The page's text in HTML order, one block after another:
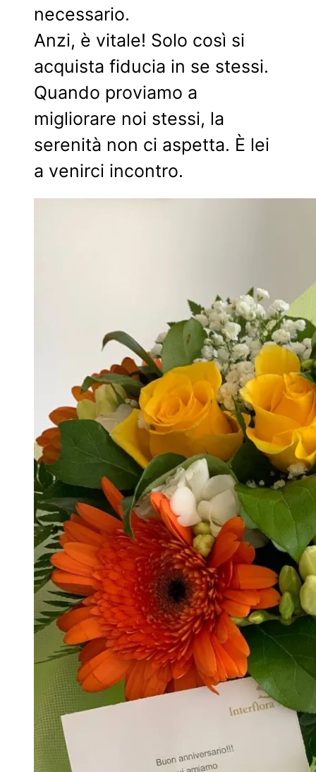
necessario.
Anzi, è vitale! Solo così si
acquista fiducia in se stessi.
Quando proviamo a
migliorare noi stessi, la
serenità non ci aspetta. È lei
a venirci incontro.